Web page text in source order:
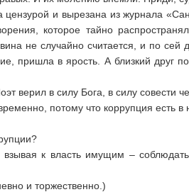
и вырезана из журнала
которое тайно
не случайно считается, и по сей
пришла в ярость. А близкий друг
верил в силу Бога, в силу совести
потому что коррупция есть
взывая к власть имущим –
и торжественно.)